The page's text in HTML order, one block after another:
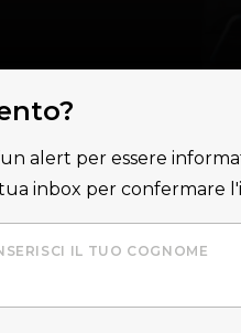
alert per essere
inbox per confermare
IL TUO COGNOME